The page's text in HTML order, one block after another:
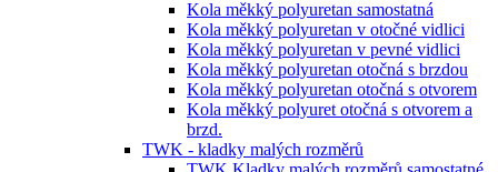
Kola měkký polyuretan samostatná
Kola měkký polyuretan v otočné vidlici
Kola měkký polyuretan v pevné vidlici
Kola měkký polyuretan otočná s brzdou
Kola měkký polyuretan otočná s otvorem
Kola měkký polyuret otočná s otvorem a
brzd.
TWK - kladky malých rozměrů